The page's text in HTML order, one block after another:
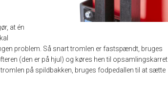
at én
problem. Så snart tromlen er fastspændt, bruges
(den er på hjul) og køres hen til opsamlingskarret
på spildbakken, bruges fodpedallen til at sætte